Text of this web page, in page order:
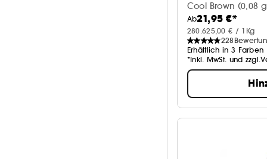
Cool Brown (0,08
Ab21,95 €*
280.625,00 € / 1Kg
228
Erhältlich in 3 Farben
*Inkl. MwSt. und